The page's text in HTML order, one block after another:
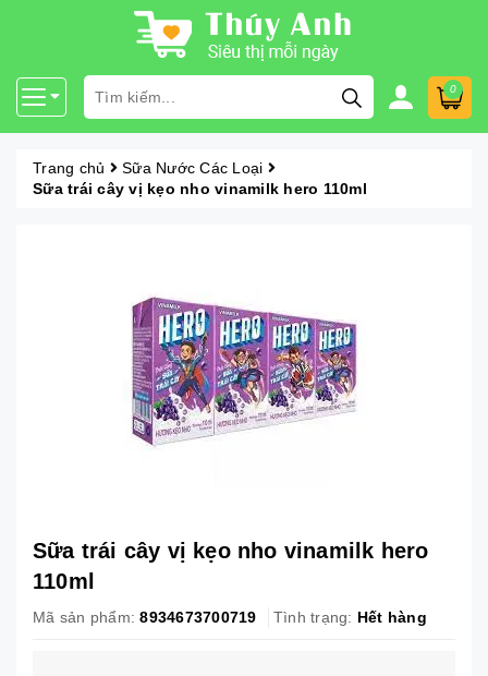
0
Trang chủ
Sữa Nước Các Loại
Sữa trái cây vị kẹo nho vinamilk hero 110ml
Sữa trái cây vị kẹo nho vinamilk hero
110ml
Mã sản phẩm: 8934673700719 Tình trạng: Hết hàng